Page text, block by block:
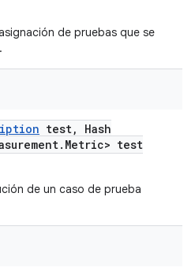
de pruebas que se
test,
Hash
. Metric> test
de un caso de prueba